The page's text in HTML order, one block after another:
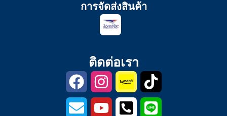
การจัดส่งสินค้า
ติดต่อเรา